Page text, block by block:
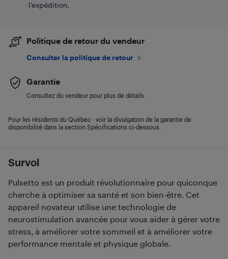
Survol
Pulsetto est un produit révolutionnaire pour quiconque
cherche à optimiser sa santé et son bien-être. Cet
appareil novateur utilise une technologie de
neurostimulation avancée pour vous aider à gérer votre
stress, à améliorer votre sommeil et à améliorer votre
performance mentale et physique globale.
l’expédition.
Politique de retour du vendeur
Consulter la politique de retour
Garantie
Consultez du vendeur pour plus de détails.
Pour les résidents du Québec : voir la divulgation de la garantie de
disponibilité dans la section Spécifications ci-dessous.